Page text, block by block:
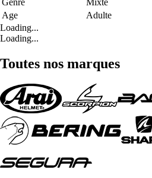
Age
Adulte
Loading...
Loading...
Toutes nos marques